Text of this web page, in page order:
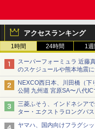
アクセスランキング
1時間 24時間 1週
スーパーフォーミュラ 近藤
のスケジュールや熊本地震
を紹介
NEXCO西日本、川田橋（下
公開 九州道 宮原SA〜八代
車両を通行可能に
三菱ふそう、インドネシア
ター・エクストラロングバ
ックベースの観光・旅客輸
ヤマハ、国内向けフラグシ